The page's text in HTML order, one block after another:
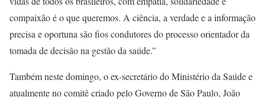
compaixão é o que queremos. A ciência, a verdade e a informação
precisa e oportuna são fios condutores do processo orientador da
tomada de decisão na gestão da saúde.”
Também neste domingo, o ex-secretário do Ministério da Saúde e
atualmente no comitê criado pelo Governo de São Paulo, João